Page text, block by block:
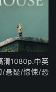
清1080p.中英
/悬疑/惊悚/恐